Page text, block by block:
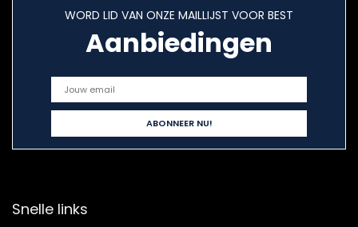
WORD LID VAN ONZE MAILLIJST VOOR BEST
Aanbiedingen
Snelle links